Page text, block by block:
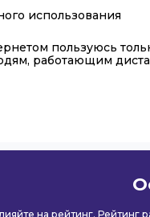
использования
пользуюсь
работающим
на рейтинг. Рейтинг